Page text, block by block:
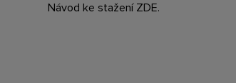
Návod ke stažení ZDE.